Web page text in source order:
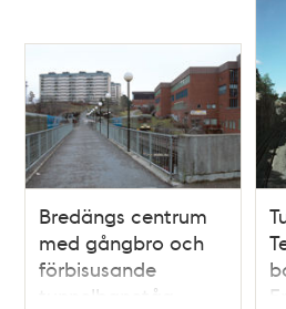
Bredängs centrum
med gångbro och
förbisusande
tunnelbanetåg